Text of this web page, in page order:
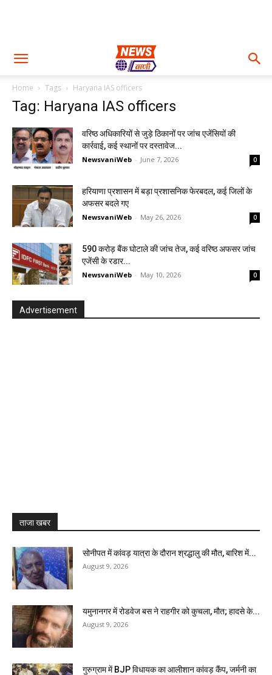
Home Tags Haryana IAS officers
Tag: Haryana IAS officers
वरिष्ठ अधिकारियों से जुड़े ठिकानों पर जांच एजेंसियों की
कार्रवाई, कई स्थानों पर दस्तावेज...
NewsvaniWeb - June 7, 2026 0
हरियाणा प्रशासन में बड़ा प्रशासनिक फेरबदल, कई जिलों के
अफसर बदले गए
NewsvaniWeb - May 26, 2026 0
590 करोड़ बैंक घोटाले की जांच तेज, कई वरिष्ठ अफसर जांच
एजेंसी के रडार...
NewsvaniWeb - May 10, 2026 0
Advertisement
ताजा खबर
सोनीपत में कांवड़ यात्रा के दौरान श्रद्धालु की मौत, बारिश में...
August 9, 2026
यमुनानगर में रोडवेज बस ने राहगीर को कुचला, मौत; हादसे के...
August 9, 2026
गुरुग्राम में BJP विधायक का आलीशान कांवड़ कैंप, जर्मनी का